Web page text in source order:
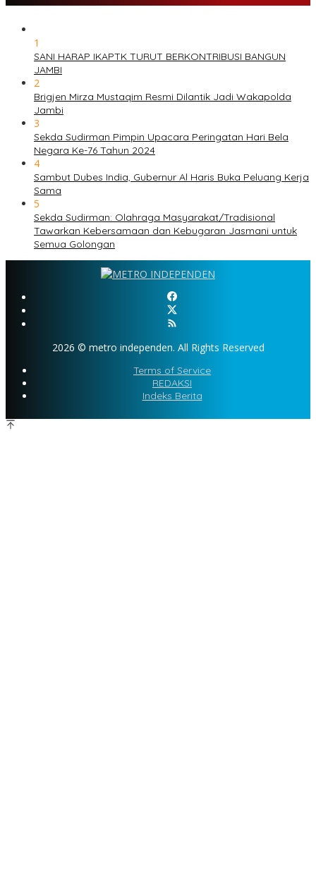
1
SANI HARAP IKAPTK TURUT BERKONTRIBUSI BANGUN
JAMBI
2
Brigjen Mirza Mustaqim Resmi Dilantik Jadi Wakapolda
Jambi
3
Sekda Sudirman Pimpin Upacara Peringatan Hari Bela
Negara Ke-76 Tahun 2024
4
Sambut Dubes India, Gubernur Al Haris Buka Peluang Kerja
Sama
5
Sekda Sudirman: Olahraga Masyarakat/Tradisional
Tawarkan Kebersamaan dan Kebugaran Jasmani untuk
Semua Golongan
2026 © metro independen. All Rights Reserved
Terms of Service
REDAKSI
Indeks Berita